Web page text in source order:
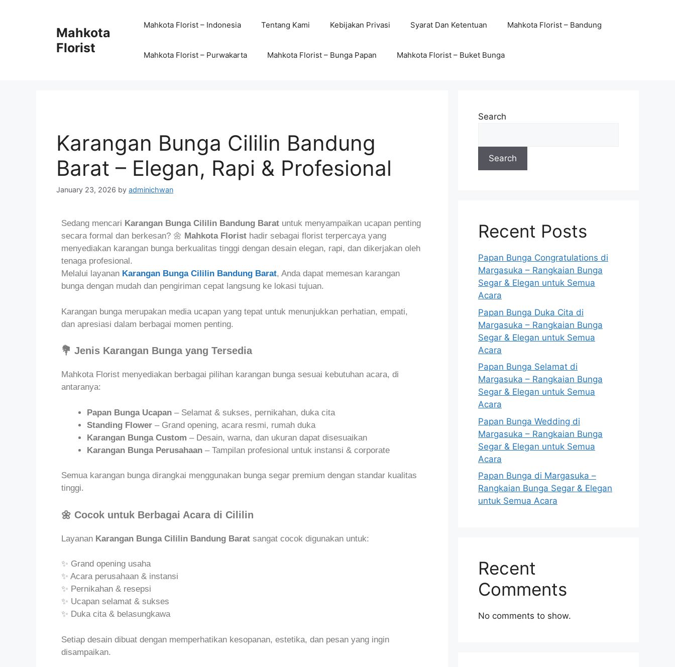
Mahkota
Florist
Mahkota Florist – Indonesia Tentang Kami Kebijakan Privasi Syarat Dan Ketentuan Mahkota Florist – Bandung
Mahkota Florist – Purwakarta Mahkota Florist – Bunga Papan Mahkota Florist – Buket Bunga
Karangan Bunga Cililin Bandung
Barat – Elegan, Rapi & Profesional
January 23, 2026 by adminichwan
Sedang mencari Karangan Bunga Cililin Bandung Barat untuk menyampaikan ucapan penting
secara formal dan berkesan? 🌼 Mahkota Florist hadir sebagai florist terpercaya yang
menyediakan karangan bunga berkualitas tinggi dengan desain elegan, rapi, dan dikerjakan oleh
tenaga profesional.
Melalui layanan Karangan Bunga Cililin Bandung Barat, Anda dapat memesan karangan
bunga dengan mudah dan pengiriman cepat langsung ke lokasi tujuan.
Karangan bunga merupakan media ucapan yang tepat untuk menunjukkan perhatian, empati,
dan apresiasi dalam berbagai momen penting.
💐 Jenis Karangan Bunga yang Tersedia
Mahkota Florist menyediakan berbagai pilihan karangan bunga sesuai kebutuhan acara, di
antaranya:
Papan Bunga Ucapan – Selamat & sukses, pernikahan, duka cita
Standing Flower – Grand opening, acara resmi, rumah duka
Karangan Bunga Custom – Desain, warna, dan ukuran dapat disesuaikan
Karangan Bunga Perusahaan – Tampilan profesional untuk instansi & corporate
Semua karangan bunga dirangkai menggunakan bunga segar premium dengan standar kualitas
tinggi.
🌼 Cocok untuk Berbagai Acara di Cililin
Layanan Karangan Bunga Cililin Bandung Barat sangat cocok digunakan untuk:
✨ Grand opening usaha
✨ Acara perusahaan & instansi
✨ Pernikahan & resepsi
✨ Ucapan selamat & sukses
✨ Duka cita & belasungkawa
Setiap desain dibuat dengan memperhatikan kesopanan, estetika, dan pesan yang ingin
disampaikan.
Search
Search
Recent Posts
Papan Bunga Congratulations di
Margasuka – Rangkaian Bunga
Segar & Elegan untuk Semua
Acara
Papan Bunga Duka Cita di
Margasuka – Rangkaian Bunga
Segar & Elegan untuk Semua
Acara
Papan Bunga Selamat di
Margasuka – Rangkaian Bunga
Segar & Elegan untuk Semua
Acara
Papan Bunga Wedding di
Margasuka – Rangkaian Bunga
Segar & Elegan untuk Semua
Acara
Papan Bunga di Margasuka –
Rangkaian Bunga Segar & Elegan
untuk Semua Acara
Recent
Comments
No comments to show.